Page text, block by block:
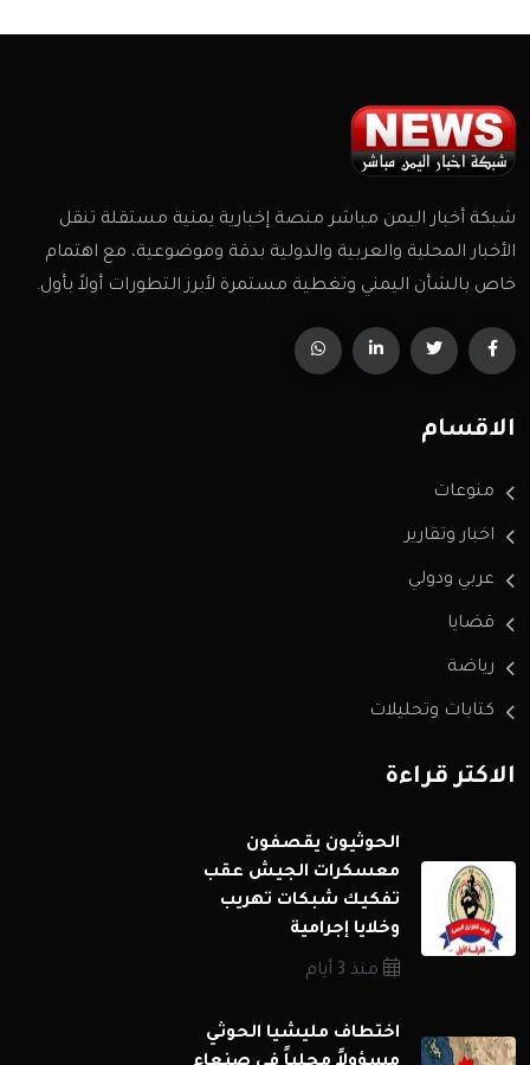
شبكة أخبار اليمن مباشر منصة إخبارية يمنية مستقلة تنقل
الأخبار المحلية والعربية والدولية بدقة وموضوعية، مع اهتمام
خاص بالشأن اليمني وتغطية مستمرة لأبرز التطورات أولاً بأول.
الاقسام
منوعات
اخبار وتقارير
عربي ودولي
قضايا
رياضة
كتابات وتحليلات
الاكثر قراءة
الحوثيون يقصفون
معسكرات الجيش عقب
تفكيك شبكات تهريب
وخلايا إجرامية
منذ 3 أيام
اختطاف مليشيا الحوثي